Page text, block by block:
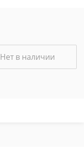
Нет в наличии